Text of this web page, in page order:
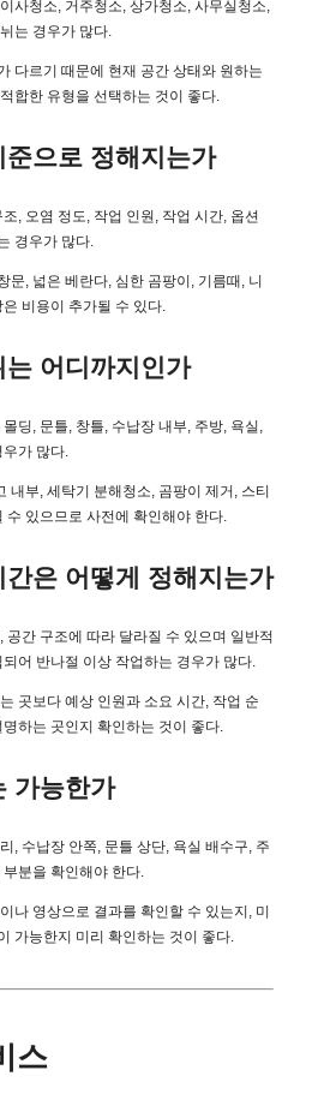
사청소, 거주청소, 상가청소, 사무실청소,
는 경우가 많다.
다르기 때문에 현재 공간 상태와 원하는
합한 유형을 선택하는 것이 좋다.
으로 정해지는가
, 오염 정도, 작업 인원, 작업 시간, 옵션
경우가 많다.
문, 넓은 베란다, 심한 곰팡이, 기름때, 니
비용이 추가될 수 있다.
어디까지인가
딩, 문틀, 창틀, 수납장 내부, 주방, 욕실,
우가 많다.
내부, 세탁기 분해청소, 곰팡이 제거, 스티
수 있으므로 사전에 확인해야 한다.
은 어떻게 정해지는가
공간 구조에 따라 달라질 수 있으며 일반적
어 반나절 이상 작업하는 경우가 많다.
곳보다 예상 인원과 소요 시간, 작업 순
하는 곳인지 확인하는 것이 좋다.
가능한가
, 수납장 안쪽, 문틀 상단, 욕실 배수구, 주
분을 확인해야 한다.
나 영상으로 결과를 확인할 수 있는지, 미
가능한지 미리 확인하는 것이 좋다.
스